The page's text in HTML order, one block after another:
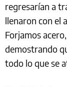
regresarían a
llenaron con el
Forjamos
demostrando
todo lo que se